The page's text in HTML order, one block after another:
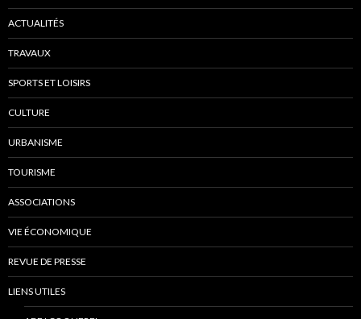
ACTUALITÉS
TRAVAUX
SPORTS ET LOISIRS
CULTURE
URBANISME
TOURISME
ASSOCIATIONS
VIE ÉCONOMIQUE
REVUE DE PRESSE
LIENS UTILES